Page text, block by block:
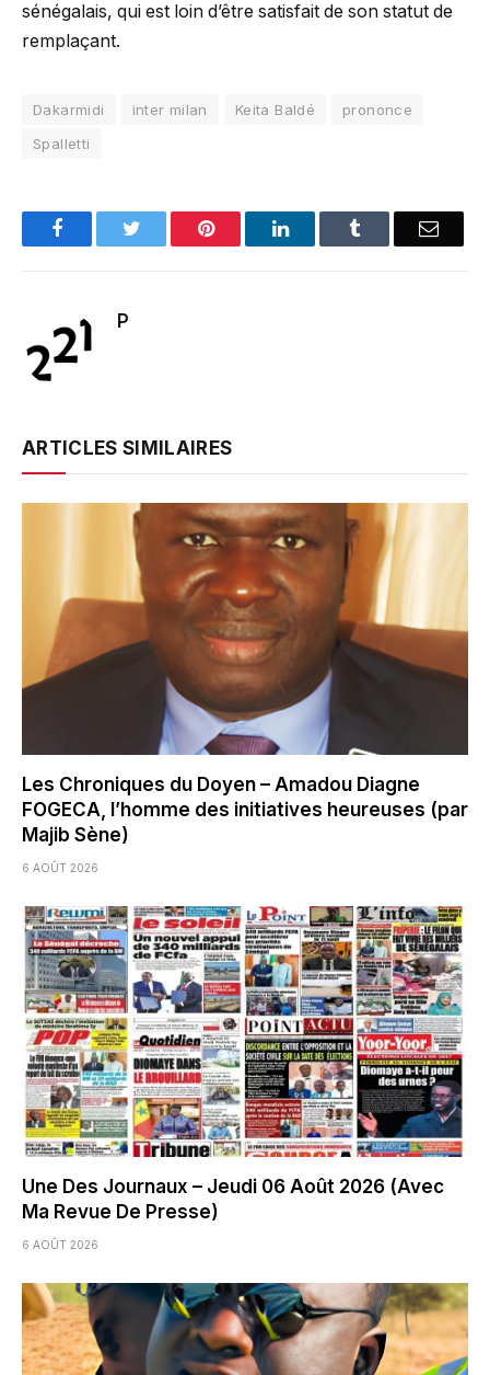
sénégalais, qui est loin d’être satisfait de son statut de
remplaçant.
Dakarmidi inter milan Keita Baldé
prononce
Spalletti
FacebookTwitter Pinterest LinkedInTumblr Email
P
ARTICLES SIMILAIRES
Les Chroniques du Doyen – Amadou Diagne
FOGECA, l’homme des initiatives heureuses (par
Majib Sène)
6 AOÛT 2026
Une Des Journaux – Jeudi 06 Août 2026 (Avec
Ma Revue De Presse)
6 AOÛT 2026